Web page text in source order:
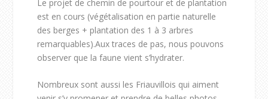
Le projet de chemin de pourtour et de plantation
est en cours (végétalisation en partie naturelle
des berges + plantation des 1 à 3 arbres
remarquables).Aux traces de pas, nous pouvons
observer que la faune vient s’hydrater.
Nombreux sont aussi les Friauvillois qui aiment